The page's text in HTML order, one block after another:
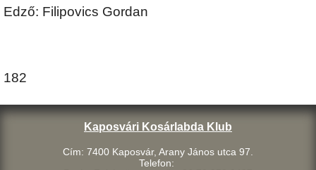
Edző: Filipovics Gordan
182
Kaposvári Kosárlabda Klub
Cím: 7400 Kaposvár, Arany János utca 97.
Telefon: